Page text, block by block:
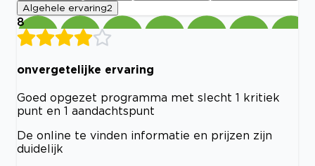
Algehele ervaring2
8
onvergetelijke ervaring
Goed opgezet programma met slecht 1 kritiek
punt en 1 aandachtspunt
De online te vinden informatie en prijzen zijn
duidelijk